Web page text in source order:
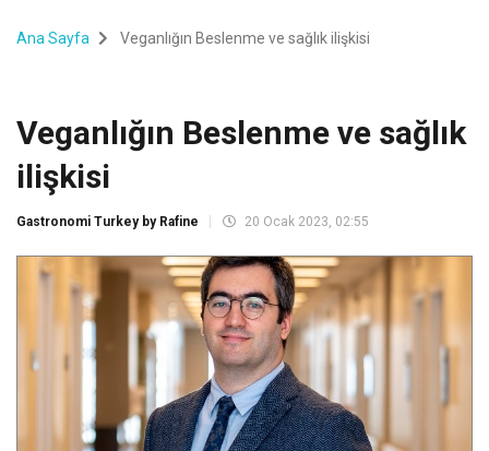
Ana Sayfa Veganlığın Beslenme ve sağlık ilişkisi
Veganlığın Beslenme ve sağlık
ilişkisi
Gastronomi Turkey by Rafine 20 Ocak 2023, 02:55